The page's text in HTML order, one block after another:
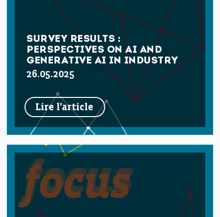
SURVEY RESULTS :
PERSPECTIVES ON AI AND
GENERATIVE AI IN INDUSTRY
Lire l'article
26.05.2025